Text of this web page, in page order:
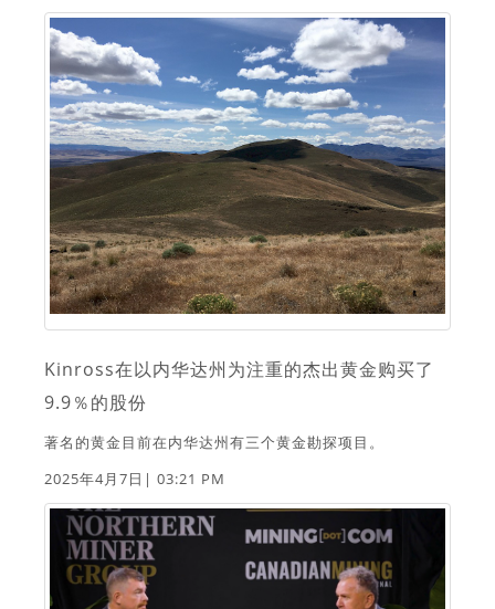
Kinross在以内华达州为注重的杰出黄金购买了
9.9％的股份
著名的黄金目前在内华达州有三个黄金勘探项目。
2025年4月7日| 03:21 PM